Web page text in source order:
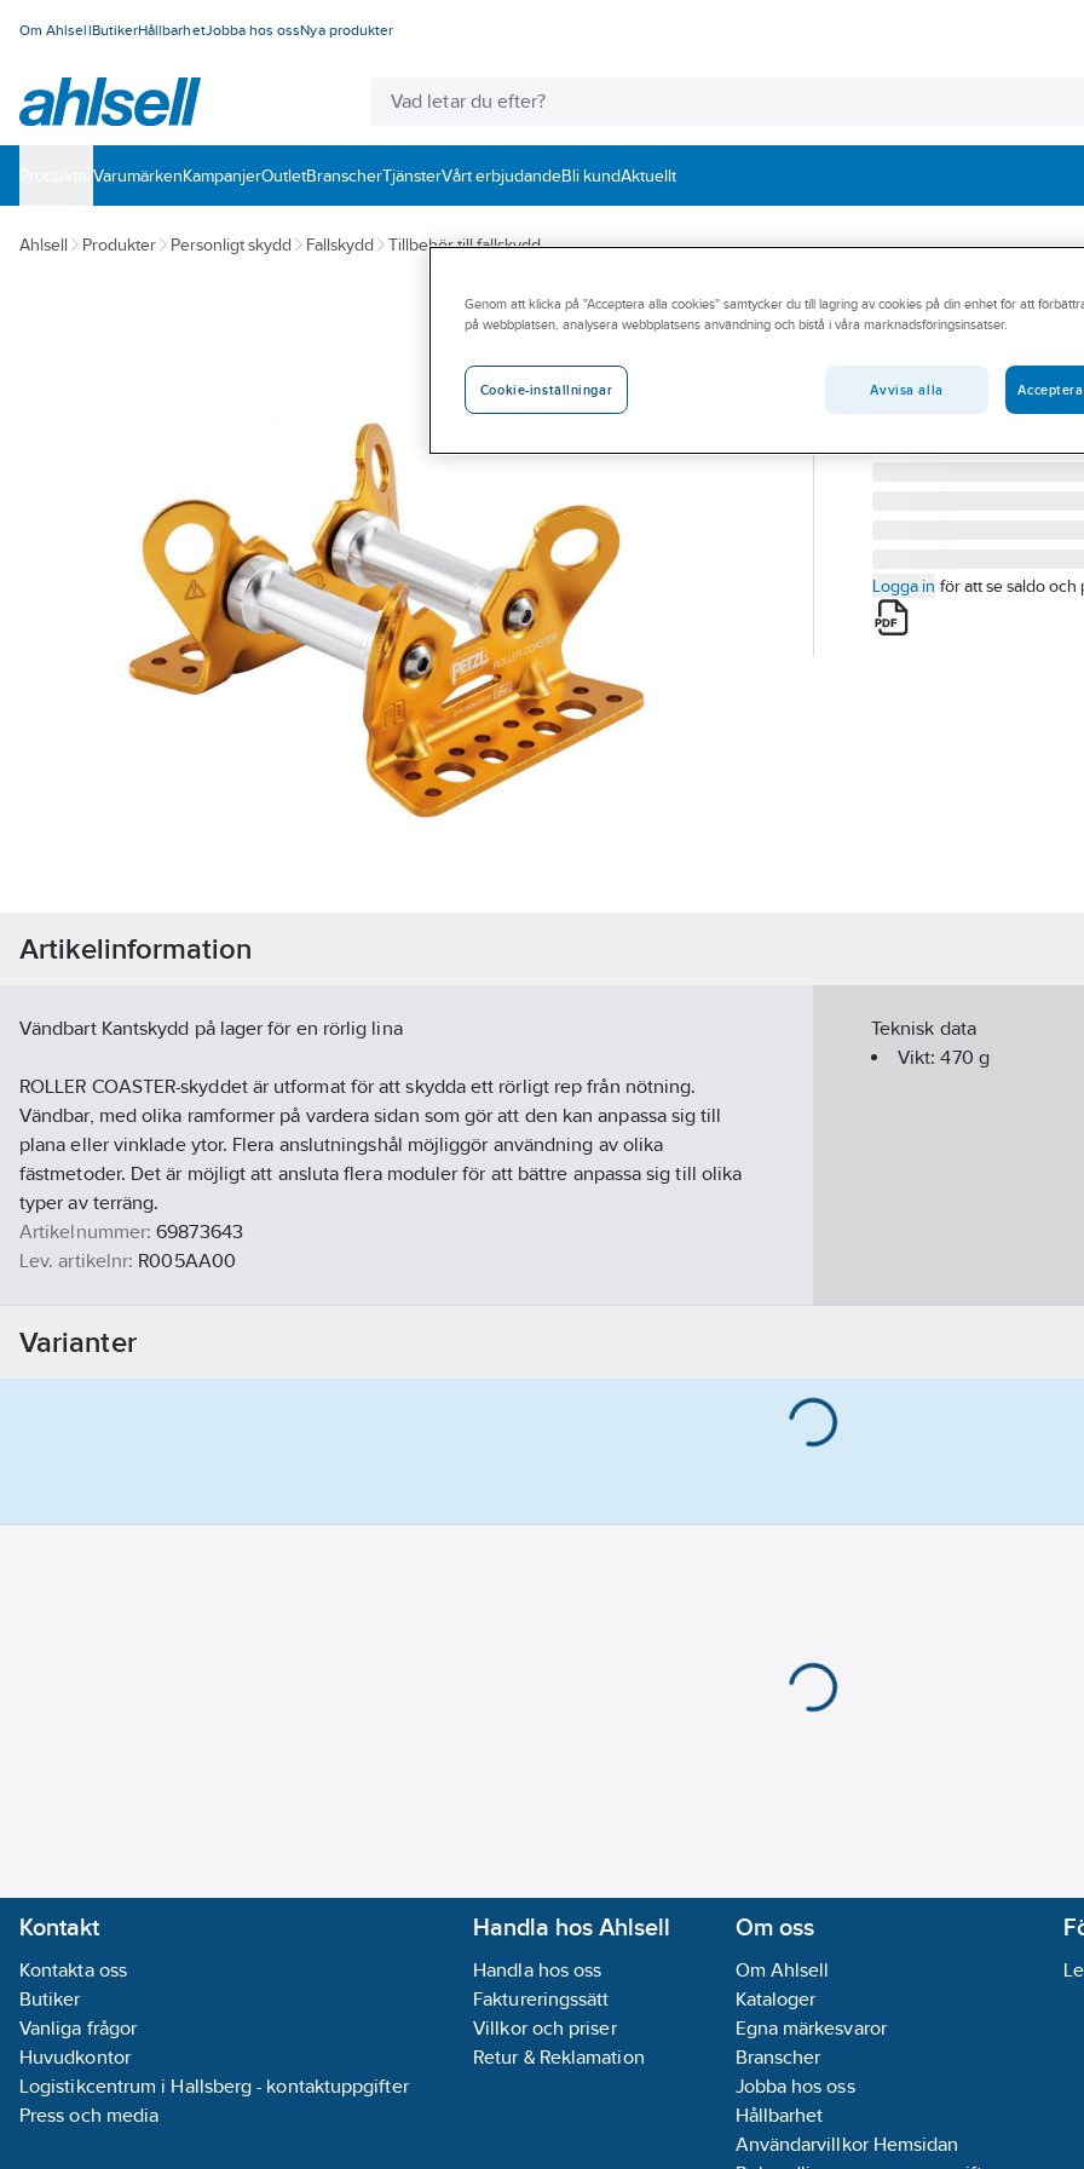
Om AhlsellButikerHållbarhetJobba hos ossNya produkter
VarumärkenKampanjerOutletBranscherTjänsterVårt erbjudandeBli kundAktuellt
Ahlsell Produkter Personligt skydd Fallskydd Tillbehör till fallskydd
PETZL
Kantskydd
KANTSKYDD PETZL
Artikelnummer:
69873643
R005AA00
Logga in för att se saldo och
Artikelinformation
Vändbart Kantskydd på lager för en rörlig lina
ROLLER COASTER-skyddet är utformat för att skydda ett rörligt rep från nötning.
Vändbar, med olika ramformer på vardera sidan som gör att den kan anpassa sig till
plana eller vinklade ytor. Flera anslutningshål möjliggör användning av olika
fästmetoder. Det är möjligt att ansluta flera moduler för att bättre anpassa sig till olika
typer av terräng.
Artikelnummer: 69873643
Lev. artikelnr: R005AA00
Teknisk data
Vikt:470 g
Varianter
Kontakt
Kontakta oss
Butiker
Vanliga frågor
Huvudkontor
Logistikcentrum i Hallsberg - kontaktuppgifter
Press och media
Handla hos Ahlsell
Handla hos oss
Faktureringssätt
Villkor och priser
Retur & Reklamation
Om oss
Om Ahlsell
Kataloger
Egna märkesvaror
Branscher
Jobba hos oss
Hållbarhet
Användarvillkor Hemsidan
Genom att klicka på "Acceptera alla cookies" samtycker du till lagring av cookies på din enhet för att
på webbplatsen, analysera webbplatsens användning och bistå i våra marknadsföringsinsatser.
Cookie-inställningar Avvisa alla